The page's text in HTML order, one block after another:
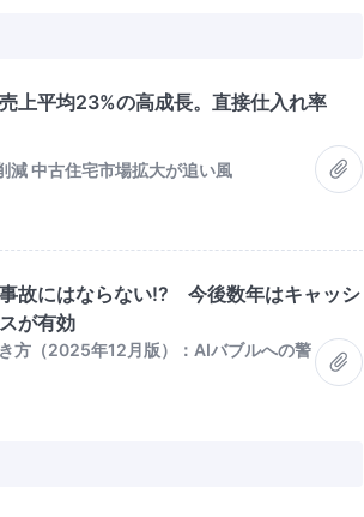
上平均23%の高成長。直接仕入れ率
減 中古住宅市場拡大が追い風
故にはならない!? 今後数年はキャッシ
が有効
方（2025年12月版）：AIバブルへの警